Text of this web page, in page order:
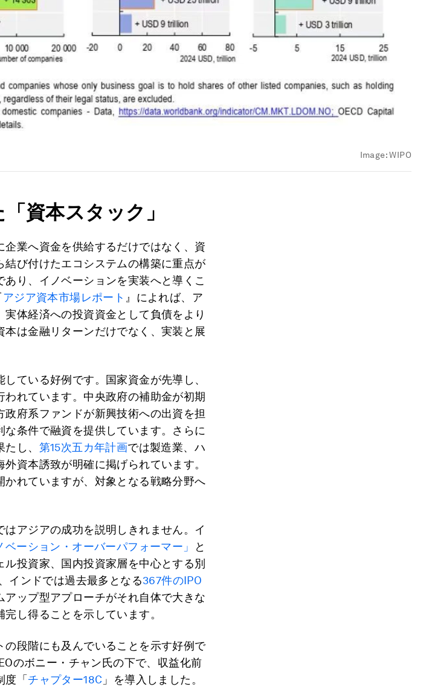
Image:WIPO
資本スタック」
業へ資金を供給するだけではなく、資
び付けたエコシステムの構築に重点が
り、イノベーションを実装へと導くこ
アジア資本市場レポート 』によれば、ア
体経済への投資資金として負債をより
は金融リターンだけでなく、実装と展
ている好例です。国家資金が先導し、
れています。中央政府の補助金が初期
府系ファンドが新興技術への出資を担
条件で融資を提供しています。さらに
し、 第15次五カ年計画では製造業、ハ
資本誘致が明確に掲げられています。
れていますが、対象となる戦略分野へ
アジアの成功を説明しきれません。イ
ベーション・オーバーパフォーマー」
と
投資家、国内投資家層を中心とする別
インドでは過去最多となる367件のIPO
ップ型アプローチがそれ自体で大きな
し得ることを示しています。
段階にも及んでいることを示す好例で
のボニー・チャン氏の下で、収益化前
「 チャプター18C 」を導入しました。